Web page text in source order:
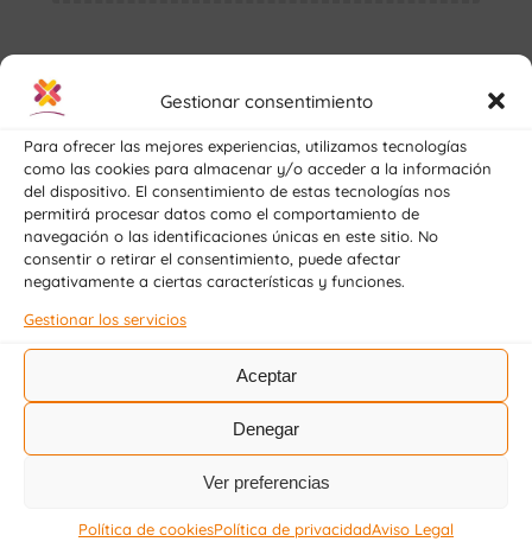
Gestionar consentimiento
Para ofrecer las mejores experiencias, utilizamos tecnologías
como las cookies para almacenar y/o acceder a la información
del dispositivo. El consentimiento de estas tecnologías nos
permitirá procesar datos como el comportamiento de
navegación o las identificaciones únicas en este sitio. No
consentir o retirar el consentimiento, puede afectar
negativamente a ciertas características y funciones.
Gestionar los servicios
Aceptar
Denegar
Ver preferencias
Política de cookiesPolítica de privacidadAviso Legal
Sin más, animar a todo aquel que pueda
Erasmus, a vivir algo de este nivel, algo sin
palabras y algo único…
Gracias una vez más a estos tres meses y
nunca lo dejéis escapar.